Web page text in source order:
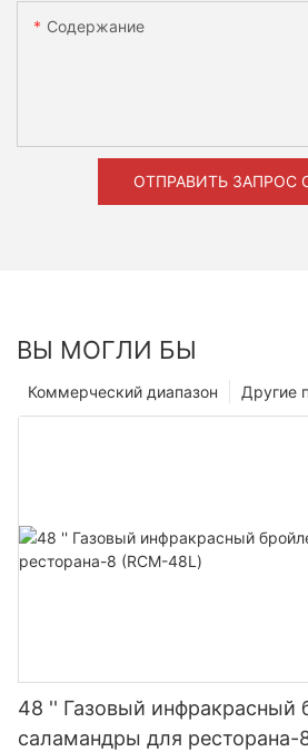
Содержание
ОТПРАВИТЬ ЗАПРОС
ВЫ МОГЛИ БЫ
Другие
Коммерческий диапазон
48 '' Газовый инфракрасный
саламандры для ресторана-